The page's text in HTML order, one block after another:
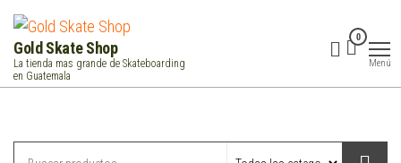
Saltar
contenido
Gold Skate Shop
La tienda mas grande de Skateboarding
en Guatemala
0
Menú